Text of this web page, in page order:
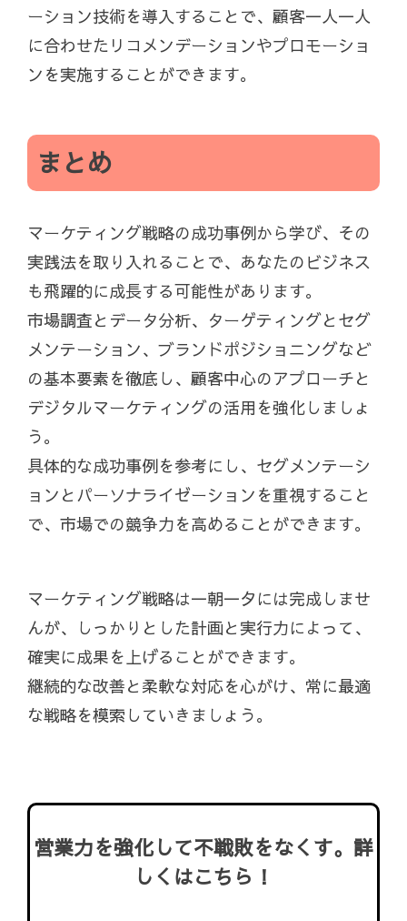
ーション技術を導入することで、顧客一人一人
に合わせたリコメンデーションやプロモーショ
ンを実施することができます。
まとめ
マーケティング戦略の成功事例から学び、その
実践法を取り入れることで、あなたのビジネス
も飛躍的に成長する可能性があります。
市場調査とデータ分析、ターゲティングとセグ
メンテーション、ブランドポジショニングなど
の基本要素を徹底し、顧客中心のアプローチと
デジタルマーケティングの活用を強化しましょ
う。
具体的な成功事例を参考にし、セグメンテーシ
ョンとパーソナライゼーションを重視すること
で、市場での競争力を高めることができます。
マーケティング戦略は一朝一夕には完成しませ
んが、しっかりとした計画と実行力によって、
確実に成果を上げることができます。
継続的な改善と柔軟な対応を心がけ、常に最適
な戦略を模索していきましょう。
営業力を強化して不戦敗をなくす。詳
しくはこちら！